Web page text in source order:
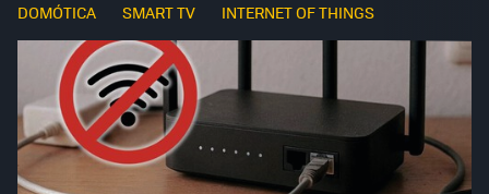
DOMÓTICA SMART TV INTERNET OF THINGS